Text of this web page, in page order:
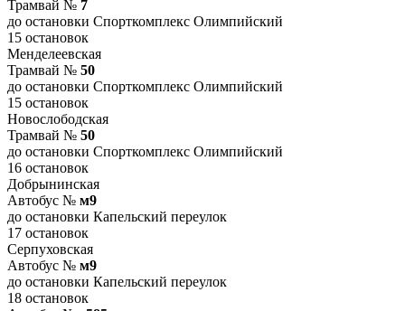
Трамвай № 7
до остановки Спорткомплекс Олимпийский
15 остановок
Менделеевская
Трамвай № 50
до остановки Спорткомплекс Олимпийский
15 остановок
Новослободская
Трамвай № 50
до остановки Спорткомплекс Олимпийский
16 остановок
Добрынинская
Автобус № м9
до остановки Капельский переулок
17 остановок
Серпуховская
Автобус № м9
до остановки Капельский переулок
18 остановок